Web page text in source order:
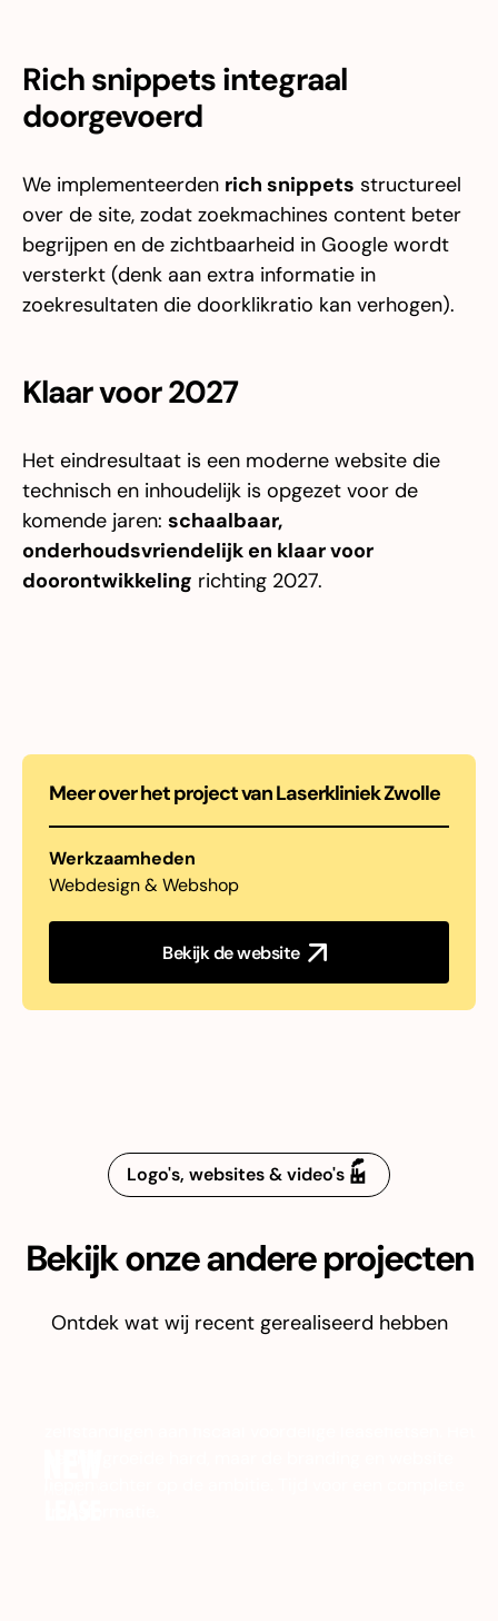
Rich snippets integraal
doorgevoerd
We implementeerden rich snippets structureel
over de site, zodat zoekmachines content beter
begrijpen en de zichtbaarheid in Google wordt
versterkt (denk aan extra informatie in
zoekresultaten die doorklikratio kan verhogen).
Klaar voor 2027
Het eindresultaat is een moderne website die
technisch en inhoudelijk is opgezet voor de
komende jaren: schaalbaar,
onderhoudsvriendelijk en klaar voor
doorontwikkeling richting 2027.
Meer over het project vanLaserkliniek Zwolle
Werkzaamheden
Webdesign & Webshop
Bekijk de website
Logo's, websites & video's
Bekijk onze andere projecten
Ontdek wat wij recent gerealiseerd hebben